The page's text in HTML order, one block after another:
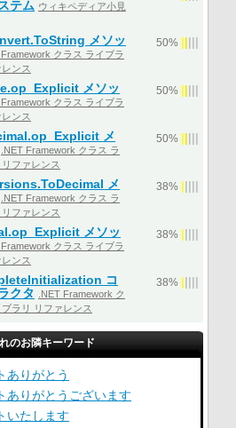
テム ウィキペディア小見
メソッ
Framework クラス ライブラ
ンス
50%
メソッ
Framework クラス ライブラ
ンス
50%
メ
.NET Framework クラス ラ
ファレンス
50%
メ
.NET Framework クラス ラ
ファレンス
38%
メソッ
Framework クラス ライブラ
ンス
38%
コ
クタ
.NET Framework ク
ラリ リファレンス
38%
のお隣キーワード
ありがとう
ありがとうございます
いたします